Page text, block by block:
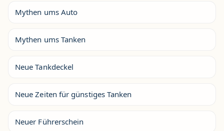
Mythen ums Auto
Mythen ums Tanken
Neue Tankdeckel
Neue Zeiten für günstiges Tanken
Neuer Führerschein